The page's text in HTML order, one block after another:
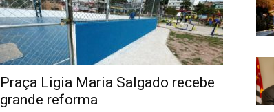
Praça Ligia Maria Salgado recebe
grande reforma